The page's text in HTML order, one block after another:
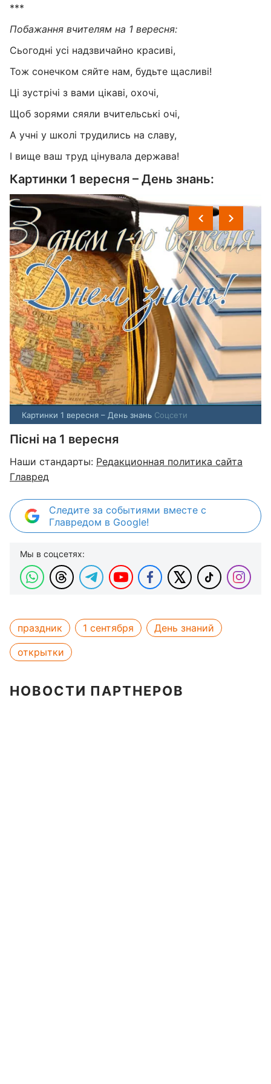
***
Побажання вчителям на 1 вересня:
Сьогодні усі надзвичайно красиві,
Тож сонечком сяйте нам, будьте щасливі!
Ці зустрічі з вами цікаві, охочі,
Щоб зорями сяяли вчительські очі,
А учні у школі трудились на славу,
І вище ваш труд цінувала держава!
Картинки 1 вересня – День знань:
Картинки 1 вересня – День знань Соцсети
Пісні на 1 вересня
Наши стандарты: Редакционная политика сайта
Главред
Следите за событиями вместе с
Главредом в Google!
Мы в соцсетях:
праздник 1 сентября
День знаний
открытки
НОВОСТИ ПАРТНЕРОВ